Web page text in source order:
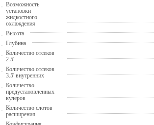
Возможность
установки
жидкостного
охлаждения
Высота
Глубина
Количество отсеков
2.5'
Количество отсеков
3.5' внутренних
Количество
предустановленных
кулеров
Количество слотов
расширения